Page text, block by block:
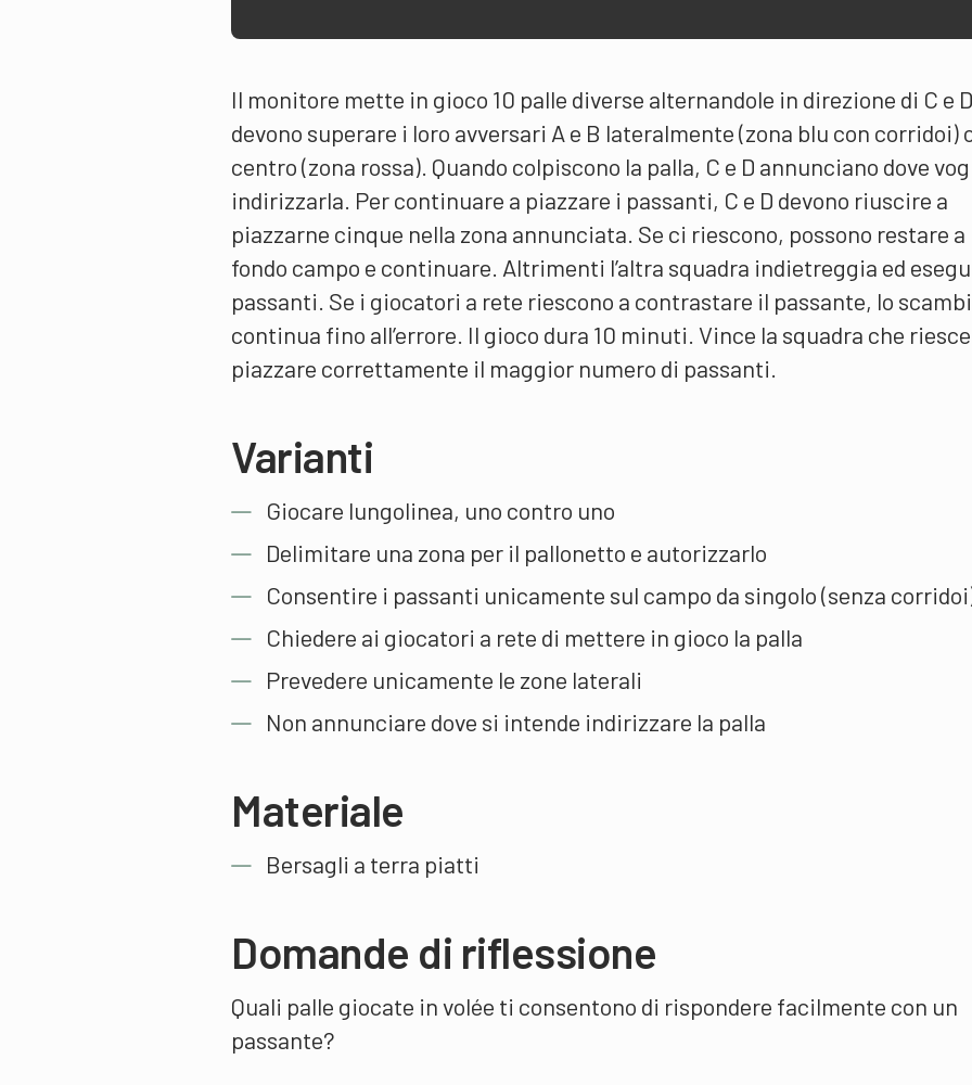
Il monitore mette in gioco 10 palle diverse alternandole in direzione di C e
­devono superare i loro avversari A e B lateralmente (zona blu con corridoi)
centro (zona rossa). Quando colpiscono la palla, C e D annunciano dove
indirizzarla. Per continuare a piazzare i passanti, C e D devono riuscire a
piazzarne ­cinque nella zona annunciata. Se ci riescono, possono restare a
fondo campo e continuare. Altrimenti l’altra squadra indietreggia ed
passanti. Se i giocatori a rete riescono a contrastare il passante, lo
continua fino all’errore. Il gioco dura 10 minuti. Vince la squadra che
piazzare correttamente il maggior numero di passanti.
Varianti
Giocare lungolinea, uno contro uno
Delimitare una zona per il pallonetto e autorizzarlo
Consentire i passanti unicamente sul campo da singolo (senza
Chiedere ai giocatori a rete di mettere in gioco la palla
Prevedere unicamente le zone laterali
Non annunciare dove si intende indirizzare la palla
Materiale
Bersagli a terra piatti
Domande di riflessione
Quali palle giocate in volée ti consentono di rispondere facilmente con un
passante?